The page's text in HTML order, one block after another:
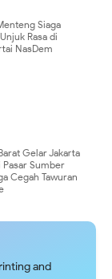
Siaga
Rasa di
NasDem
Gelar Jakarta
Pasar Sumber
Cegah Tawuran
and